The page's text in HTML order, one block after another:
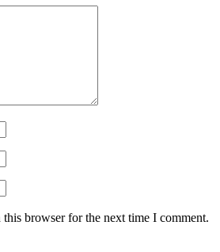
browser for the next time I comment.